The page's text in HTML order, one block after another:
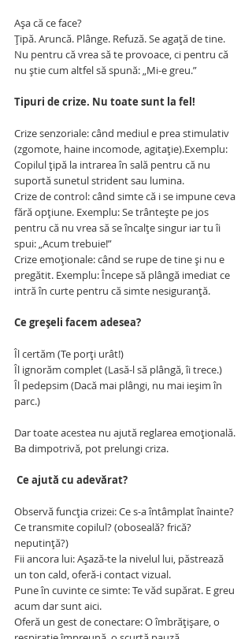
Așa că ce face?
Țipă. Aruncă. Plânge. Refuză. Se agață de tine.
Nu pentru că vrea să te provoace, ci pentru că
nu știe cum altfel să spună: „Mi-e greu.”
Tipuri de crize. Nu toate sunt la fel!
Crize senzoriale: când mediul e prea stimulativ
(zgomote, haine incomode, agitație).Exemplu:
Copilul țipă la intrarea în sală pentru că nu
suportă sunetul strident sau lumina.
Crize de control: când simte că i se impune ceva
fără opțiune. Exemplu: Se trântește pe jos
pentru că nu vrea să se încalțe singur iar tu îi
spui: „Acum trebuie!”
Crize emoționale: când se rupe de tine și nu e
pregătit. Exemplu: Începe să plângă imediat ce
intră în curte pentru că simte nesiguranță.
Ce greșeli facem adesea?
Îl certăm (Te porți urât!)
Îl ignorăm complet (Lasă-l să plângă, îi trece.)
Îl pedepsim (Dacă mai plângi, nu mai ieșim în
parc.)
Dar toate acestea nu ajută reglarea emoțională.
Ba dimpotrivă, pot prelungi criza.
Ce ajută cu adevărat?
Observă funcția crizei: Ce s-a întâmplat înainte?
Ce transmite copilul? (oboseală? frică?
neputință?)
Fii ancora lui: Așază-te la nivelul lui, păstrează
un ton cald, oferă-i contact vizual.
Pune în cuvinte ce simte: Te văd supărat. E greu
acum dar sunt aici.
Oferă un gest de conectare: O îmbrățișare, o